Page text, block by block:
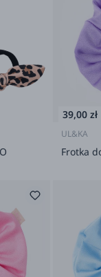
39,00 zł
UL&KA
Frotka